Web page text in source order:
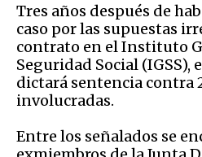
Tres años después de
caso por las supuestas
contrato en el Instituto
Seguridad Social (IGSS),
dictará sentencia contra
involucradas.
Entre los señalados se